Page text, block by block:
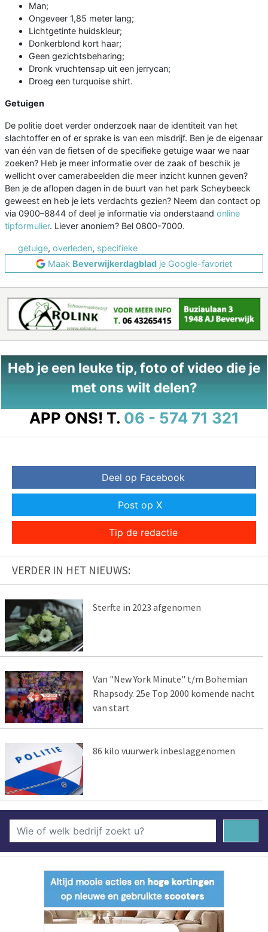
Man;
Ongeveer 1,85 meter lang;
Lichtgetinte huidskleur;
Donkerblond kort haar;
Geen gezichtsbeharing;
Dronk vruchtensap uit een jerrycan;
Droeg een turquoise shirt.
Getuigen
De politie doet verder onderzoek naar de identiteit van het
slachtoffer en of er sprake is van een misdrijf. Ben je de eigenaar
van één van de fietsen of de specifieke getuige waar we naar
zoeken? Heb je meer informatie over de zaak of beschik je
wellicht over camerabeelden die meer inzicht kunnen geven?
Ben je de aflopen dagen in de buurt van het park Scheybeeck
geweest en heb je iets verdachts gezien? Neem dan contact op
via 0900–8844 of deel je informatie via onderstaand online
tipformulier. Liever anoniem? Bel 0800-7000.
getuige, overleden, specifieke
Maak Beverwijkerdagblad je Google-favoriet
Heb je een leuke tip, foto of video die je
met ons wilt delen?
APP ONS! T. 06 - 574 71 321
Deel op Facebook
Post op X
Tip de redactie
VERDER IN HET NIEUWS:
Sterfte in 2023 afgenomen
Van "New York Minute" t/m Bohemian
Rhapsody. 25e Top 2000 komende nacht
van start
86 kilo vuurwerk inbeslaggenomen